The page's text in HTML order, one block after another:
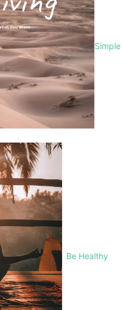
Simple
Be Healthy